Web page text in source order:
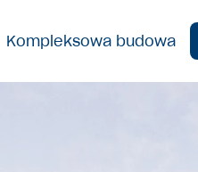
Kompleksowa budowa